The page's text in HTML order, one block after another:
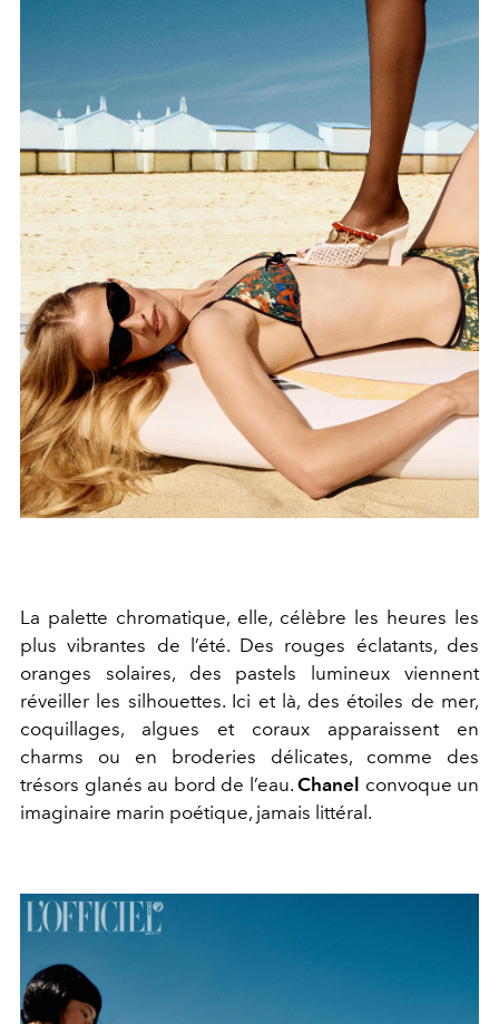
La palette chromatique, elle, célèbre les heures les
plus vibrantes de l’été. Des rouges éclatants, des
oranges solaires, des pastels lumineux viennent
réveiller les silhouettes. Ici et là, des étoiles de mer,
coquillages, algues et coraux apparaissent en
charms ou en broderies délicates, comme des
trésors glanés au bord de l’eau. Chanel convoque un
imaginaire marin poétique, jamais littéral.